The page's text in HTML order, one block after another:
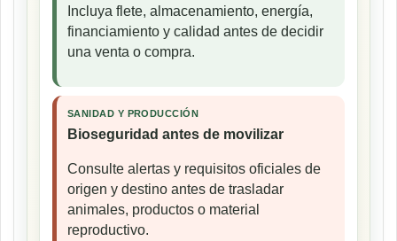
Incluya flete, almacenamiento, energía,
financiamiento y calidad antes de decidir
una venta o compra.
SANIDAD Y PRODUCCIÓN
Bioseguridad antes de movilizar
Consulte alertas y requisitos oficiales de
origen y destino antes de trasladar
animales, productos o material
reproductivo.